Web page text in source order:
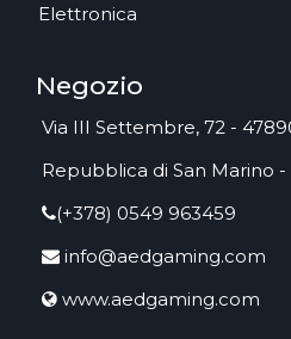
Elettronica
Negozio
Via III Settembre, 72 -
Repubblica di San Marino -
(+378) 0549 963459
info@aedgaming.com
www.aedgaming.com